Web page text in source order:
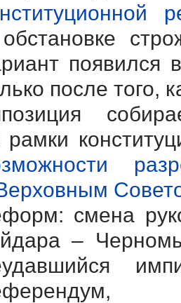
появился
после того,
рамки
смена
–